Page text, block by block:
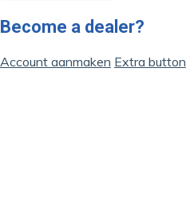
Become a dealer?
Account aanmaken Extra button